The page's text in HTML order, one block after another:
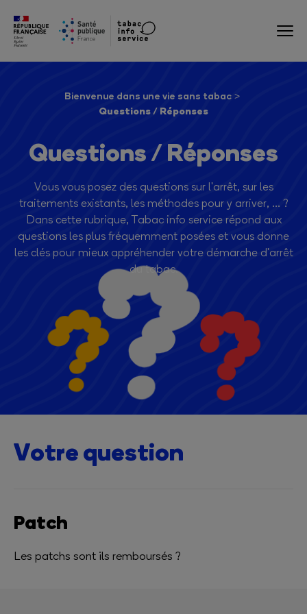
Bienvenue dans une vie sans tabac
Questions / Réponses
Questions / Réponses
Vous vous posez des questions sur l'arrêt, sur les
traitements existants, les méthodes pour y arriver, ... ?
Dans cette rubrique, Tabac info service répond aux
questions les plus fréquemment posées et vous donne
les clés pour mieux appréhender votre démarche d'arrêt
du tabac.
Votre question
Patch
Les patchs sont ils remboursés ?